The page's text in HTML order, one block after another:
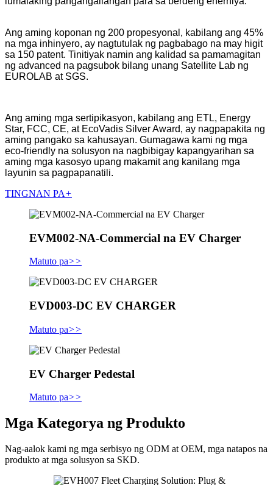
Ang aming koponan ng 200 propesyonal, kabilang ang 45%
na mga inhinyero, ay nagtutulak ng pagbabago na may higit
sa 150 patent. Tinitiyak namin ang kalidad sa pamamagitan
ng advanced na pagsubok bilang unang Satellite Lab ng
EUROLAB at SGS.
Ang aming mga sertipikasyon, kabilang ang ETL, Energy
Star, FCC, CE, at EcoVadis Silver Award, ay nagpapakita ng
aming pangako sa kahusayan. Gumagawa kami ng mga
eco-friendly na solusyon na nagbibigay kapangyarihan sa
aming mga kasosyo upang makamit ang kanilang mga
layunin sa pagpapanatili.
TINGNAN PA+
EVM002-NA-Commercial na EV Charger
Matuto pa>>
EVD003-DC EV CHARGER
Matuto pa>>
EV Charger Pedestal
Matuto pa>>
Mga Kategorya ng Produkto
Nag-aalok kami ng mga serbisyo ng ODM at OEM, mga natapos na
produkto at mga solusyon sa SKD.